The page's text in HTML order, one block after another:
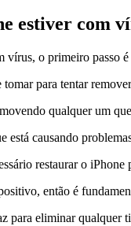
estiver com
vírus, o primeiro passo
para tentar
qualquer um
está causando
restaurar o
então é
para eliminar qualquer